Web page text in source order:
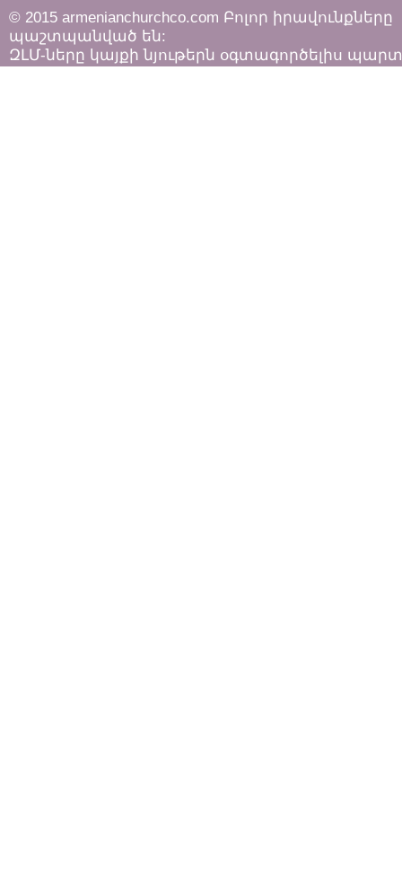
© 2015 armenianchurchco.com Բոլոր իրավունքները
պաշտպանված են:
ԶԼՄ-ները կայքի նյութերն օգտագործելիս